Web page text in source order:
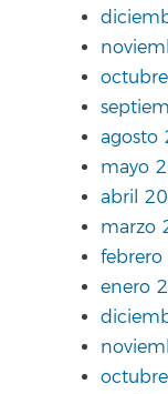
agosto
mayo
abril
marzo
enero